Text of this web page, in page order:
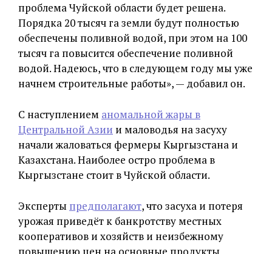
проблема Чуйской области будет решена.
Порядка 20 тысяч га земли будут полностью
обеспечены поливной водой, при этом на 100
тысяч га повысится обеспечение поливной
водой. Надеюсь, что в следующем году мы уже
начнем строительные работы», — добавил он.
С наступлением аномальной жары в
Центральной Азии и маловодья на засуху
начали жаловаться фермеры Кыргызстана и
Казахстана. Наиболее остро проблема в
Кыргызстане стоит в Чуйской области.
Эксперты предполагают, что засуха и потеря
урожая приведёт к банкротству местных
кооперативов и хозяйств и неизбежному